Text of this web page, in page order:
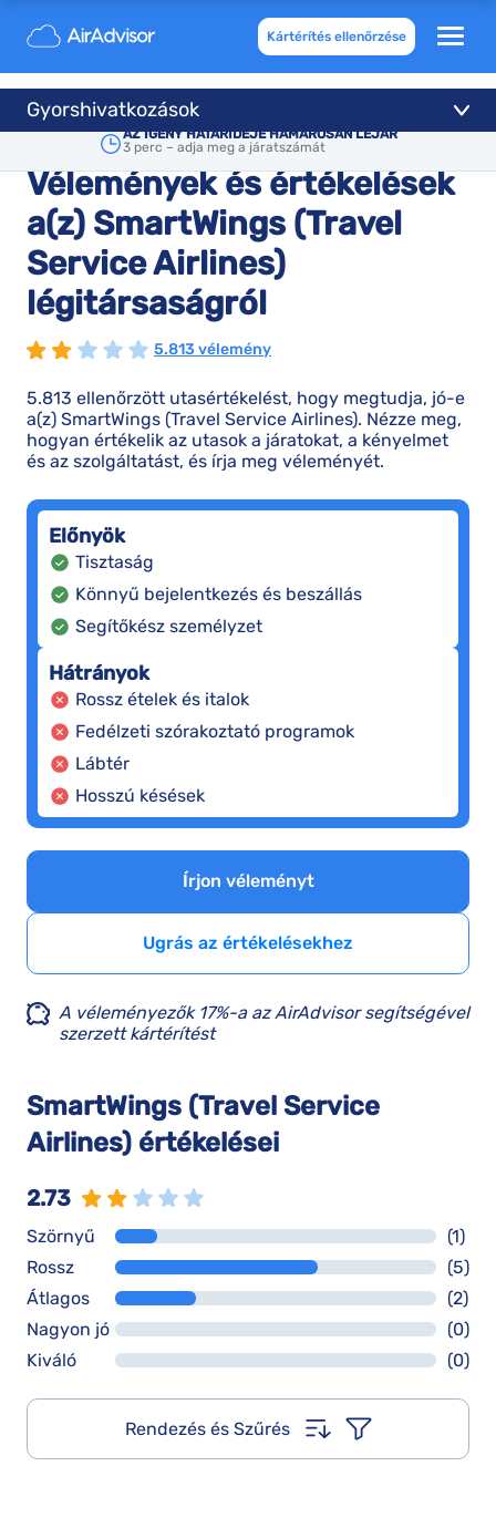
Kártérítés ellenőrzése
AZ IGÉNY HATÁRIDEJE HAMAROSAN LEJÁR
3 perc – adja meg a járatszámát
Gyorshivatkozások
Vélemények és értékelések
a(z) SmartWings (Travel
Service Airlines)
légitársaságról
5.813 vélemény
5.813 ellenőrzött utasértékelést, hogy megtudja, jó-e
a(z) SmartWings (Travel Service Airlines). Nézze meg,
hogyan értékelik az utasok a járatokat, a kényelmet
és az szolgáltatást, és írja meg véleményét.
Előnyök
Tisztaság
Könnyű bejelentkezés és beszállás
Segítőkész személyzet
Hátrányok
Rossz ételek és italok
Fedélzeti szórakoztató programok
Lábtér
Hosszú késések
Írjon véleményt
Ugrás az értékelésekhez
A véleményezők 17%-a az AirAdvisor segítségével
szerzett kártérítést
SmartWings (Travel Service
Airlines) értékelései
2.73
Szörnyű
(1)
Rossz
(5)
Átlagos
(2)
Nagyon jó
(0)
Kiváló
(0)
Rendezés és Szűrés